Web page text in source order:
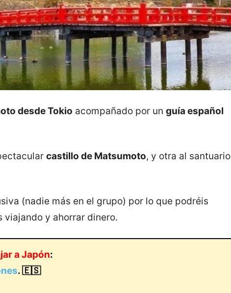
desde Tokio acompañado por un guía español
castillo de Matsumoto, y otra al santuario
(nadie más en el grupo) por lo que podréis
y ahorrar dinero.
a Japón:
. 🇪🇸